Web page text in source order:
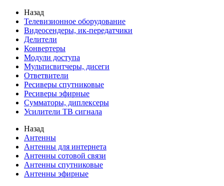
Назад
Телевизионное оборудование
Видеосендеры, ик-передатчики
Делители
Конвертеры
Модули доступа
Мультисвитчеры, дисеги
Ответвители
Ресиверы спутниковые
Ресиверы эфирные
Сумматоры, диплексеры
Усилители ТВ сигнала
Назад
Антенны
Антенны для интернета
Антенны сотовой связи
Антенны спутниковые
Антенны эфирные